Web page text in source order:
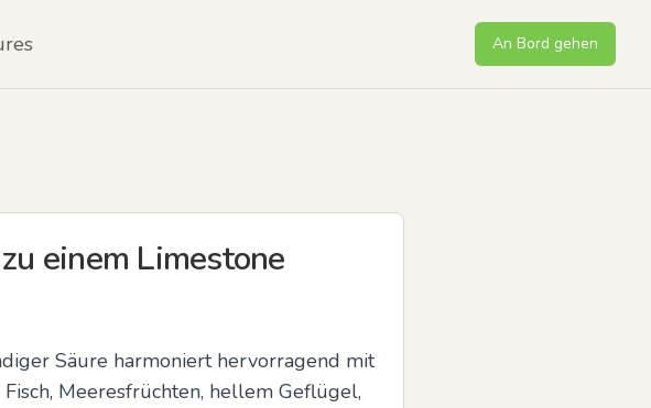
An Bord gehen
einem Limestone
Säure harmoniert hervorragend mit
Meeresfrüchten, hellem Geflügel,